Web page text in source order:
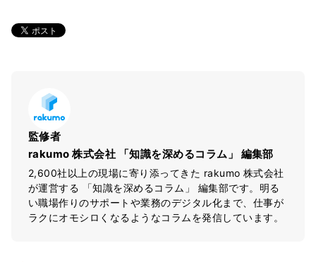
監修者
rakumo 株式会社 「知識を深めるコラム」 編集部
2,600社以上の現場に寄り添ってきた rakumo 株式会社
が運営する 「知識を深めるコラム」 編集部です。明る
い職場作りのサポートや業務のデジタル化まで、仕事が
ラクにオモシロくなるようなコラムを発信しています。